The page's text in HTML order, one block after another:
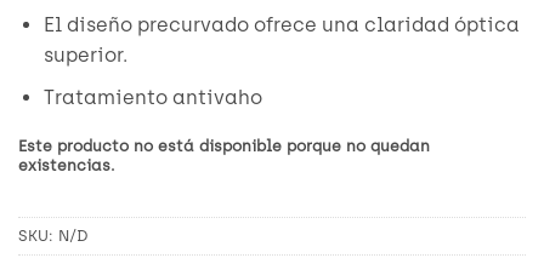
El diseño precurvado ofrece una claridad óptica
superior.
Tratamiento antivaho
Este producto no está disponible porque no quedan
existencias.
SKU: N/D